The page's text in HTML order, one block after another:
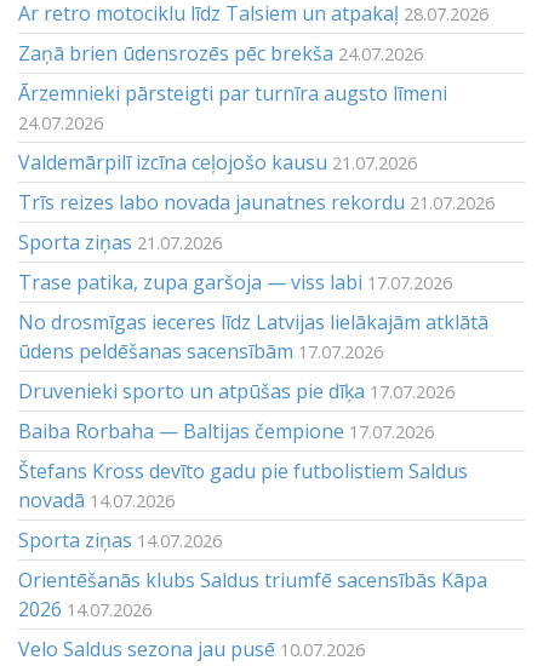
Ar retro motociklu līdz Talsiem un atpakaļ 28.07.2026
Zaņā brien ūdensrozēs pēc brekša 24.07.2026
Ārzemnieki pārsteigti par turnīra augsto līmeni
24.07.2026
Valdemārpilī izcīna ceļojošo kausu 21.07.2026
Trīs reizes labo novada jaunatnes rekordu 21.07.2026
Sporta ziņas 21.07.2026
Trase patika, zupa garšoja — viss labi 17.07.2026
No drosmīgas ieceres līdz Latvijas lielākajām atklātā
ūdens peldēšanas sacensībām 17.07.2026
Druvenieki sporto un atpūšas pie dīķa 17.07.2026
Baiba Rorbaha — Baltijas čempione 17.07.2026
Štefans Kross devīto gadu pie futbolistiem Saldus
novadā 14.07.2026
Sporta ziņas 14.07.2026
Orientēšanās klubs Saldus triumfē sacensībās Kāpa
2026 14.07.2026
Velo Saldus sezona jau pusē 10.07.2026